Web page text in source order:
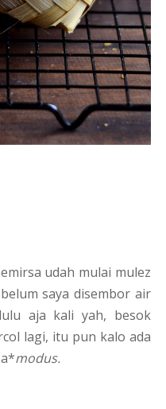
udah mulai mulez
saya disembor air
aja kali yah, besok
lagi, itu pun kalo ada
modus.